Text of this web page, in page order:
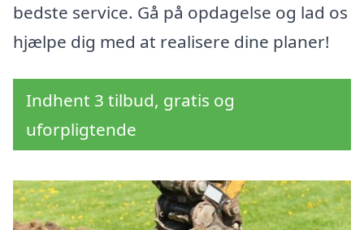
bedste service. Gå på opdagelse og lad os
hjælpe dig med at realisere dine planer!
Indhent 3 tilbud, gratis og
uforpligtende